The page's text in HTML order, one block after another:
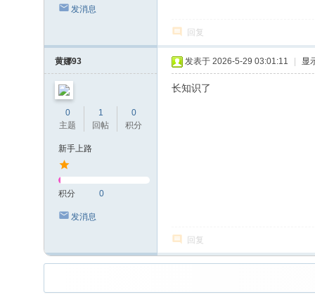
发消息
回复
黄娜93
0
主题
1
回帖
0
积分
新手上路
积分 0
发消息
发表于 2026-5-29 03:01:11 显
长知识了
回复